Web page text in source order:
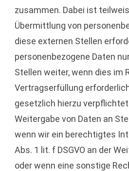
zusammen. Dabei ist
Übermittlung von
diese externen Stellen
personenbezogene Daten
Stellen weiter, wenn dies im
Vertragserfüllung
gesetzlich hierzu verpflichtet
Weitergabe von Daten an
wenn wir ein berechtigtes
Abs. 1 lit. f DSGVO an der
oder wenn eine sonstige